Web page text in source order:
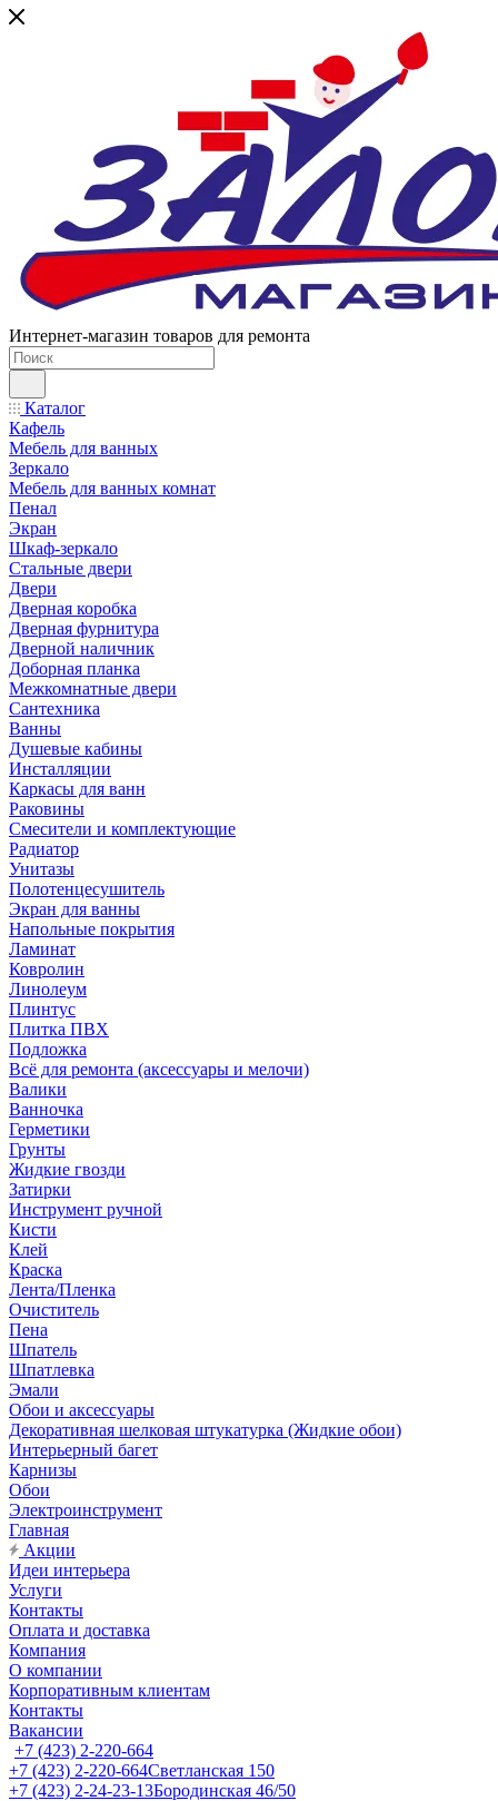
Интернет-магазин товаров для ремонта
Каталог
Кафель
Мебель для ванных
Зеркало
Мебель для ванных комнат
Пенал
Экран
Шкаф-зеркало
Стальные двери
Двери
Дверная коробка
Дверная фурнитура
Дверной наличник
Доборная планка
Межкомнатные двери
Сантехника
Ванны
Душевые кабины
Инсталляции
Каркасы для ванн
Раковины
Смесители и комплектующие
Радиатор
Унитазы
Полотенцесушитель
Экран для ванны
Напольные покрытия
Ламинат
Ковролин
Линолеум
Плинтус
Плитка ПВХ
Подложка
Всё для ремонта (аксессуары и мелочи)
Валики
Ванночка
Герметики
Грунты
Жидкие гвозди
Затирки
Инструмент ручной
Кисти
Клей
Краска
Лента/Пленка
Очиститель
Пена
Шпатель
Шпатлевка
Эмали
Обои и аксессуары
Декоративная шелковая штукатурка (Жидкие обои)
Интерьерный багет
Карнизы
Обои
Электроинструмент
Главная
Акции
Идеи интерьера
Услуги
Контакты
Оплата и доставка
Компания
О компании
Корпоративным клиентам
Контакты
Вакансии
+7 (423) 2-220-664
+7 (423) 2-220-664Светланская 150
+7 (423) 2-24-23-13Бородинская 46/50